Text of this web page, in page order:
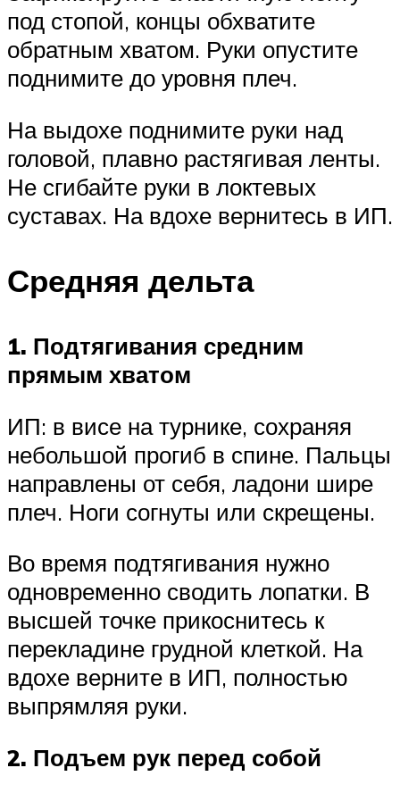
под стопой, концы обхватите
обратным хватом. Руки опустите
поднимите до уровня плеч.
На выдохе поднимите руки над
головой, плавно растягивая ленты.
Не сгибайте руки в локтевых
суставах. На вдохе вернитесь в ИП.
Средняя дельта
1. Подтягивания средним
прямым хватом
ИП: в висе на турнике, сохраняя
небольшой прогиб в спине. Пальцы
направлены от себя, ладони шире
плеч. Ноги согнуты или скрещены.
Во время подтягивания нужно
одновременно сводить лопатки. В
высшей точке прикоснитесь к
перекладине грудной клеткой. На
вдохе верните в ИП, полностью
выпрямляя руки.
2. Подъем рук перед собой